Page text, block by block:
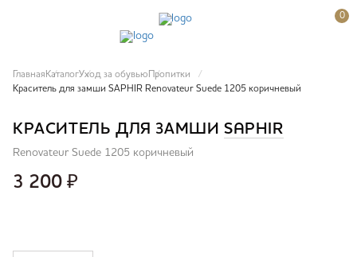
0
Главная КаталогУход за обувью Пропитки
Краситель для замши SAPHIR Renovateur Suede 1205 коричневый
КРАСИТЕЛЬ ДЛЯ ЗАМШИSAPHIR
Renovateur Suede 1205 коричневый
3 200 ₽